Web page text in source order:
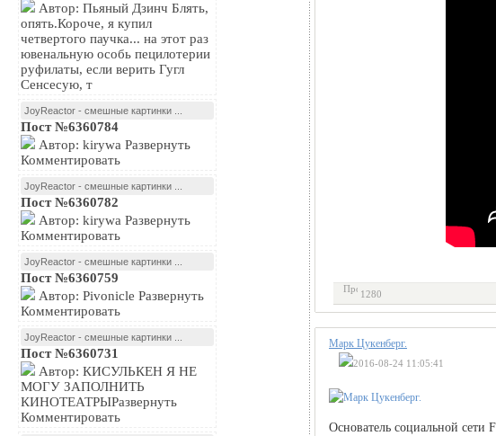
Автор: Пьяный Дзинч Блять,
опять.Короче, я купил
четвертого паучка... на этот раз
ювенальную особь пецилотерии
руфилаты, если верить Гугл
Сенсесую, т
JoyReactor - смешные картинки ...
Пост №6360784
Автор: kirywa Развернуть
Комментировать
JoyReactor - смешные картинки ...
Пост №6360782
Автор: kirywa Развернуть
Комментировать
JoyReactor - смешные картинки ...
Пост №6360759
Автор: Pivonicle Развернуть
Комментировать
JoyReactor - смешные картинки ...
Пост №6360731
Автор: КИСУЛЬКЕН Я НЕ
МОГУ ЗАПОЛНИТЬ
КИНОТЕАТРЫРазвернуть
Комментировать
1280
Марк Цукенберг.
2016-08-24 11:05:41
Основатель социальной сети